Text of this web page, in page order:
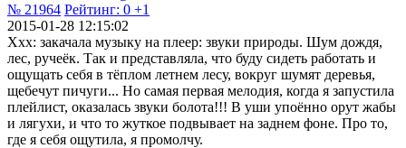
№ 21964 Рейтинг: 0 +1
2015-01-28 12:15:02
Ххх: закачала музыку на плеер: звуки природы. Шум дождя,
лес, ручеёк. Так и представляла, что буду сидеть работать и
ощущать себя в тёплом летнем лесу, вокруг шумят деревья,
щебечут пичуги... Но самая первая мелодия, когда я запустила
плейлист, оказалась звуки болота!!! В уши упоённо орут жабы
и лягухи, и что то жуткое подвывает на заднем фоне. Про то,
где я себя ощутила, я промолчу.